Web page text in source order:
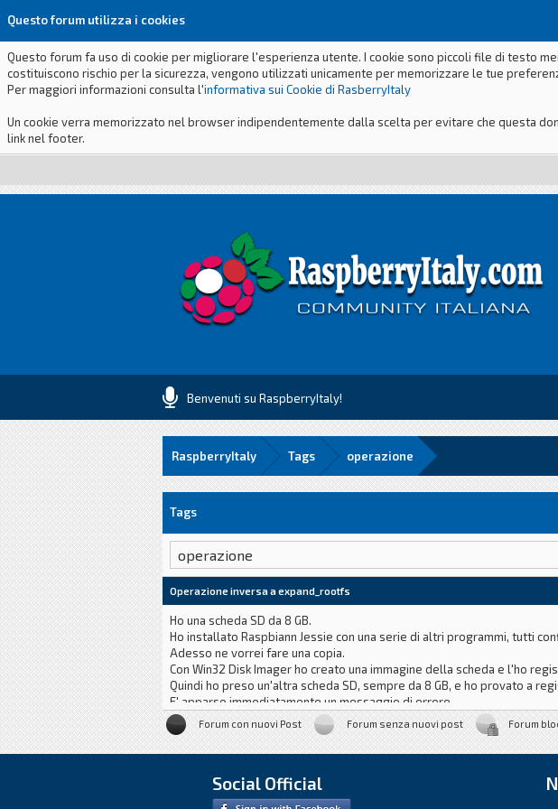
Questo forum utilizza i cookies
Questo forum fa uso di cookie per migliorare l'esperienza utente. I cookie sono piccoli file di testo
costituiscono rischio per la sicurezza, vengono utilizzati unicamente per memorizzare le tue
Per maggiori informazioni consulta l'informativa sui Cookie di RasberryItaly
Un cookie verra memorizzato nel browser indipendentemente dalla scelta per evitare che questa
link nel footer.
Benvenuti su RaspberryItaly!
RaspberryItaly Tags operazione
Tags
Operazione inversa a expand_rootfs
Ho una scheda SD da 8 GB.
Ho installato Raspbiann Jessie con una serie di altri programmi, tutti
Adesso ne vorrei fare una copia.
Con Win32 Disk Imager ho creato una immagine della scheda e l'ho
Quindi ho preso un'altra scheda SD, sempre da 8 GB, e ho provato a
E' apparso immediatamente un messaggio di errore
"Spazio su disco non sufficiente. Dimensione 15523840 settori
Forum con nuovi Post Forum senza nuovi post Forum
Social Official